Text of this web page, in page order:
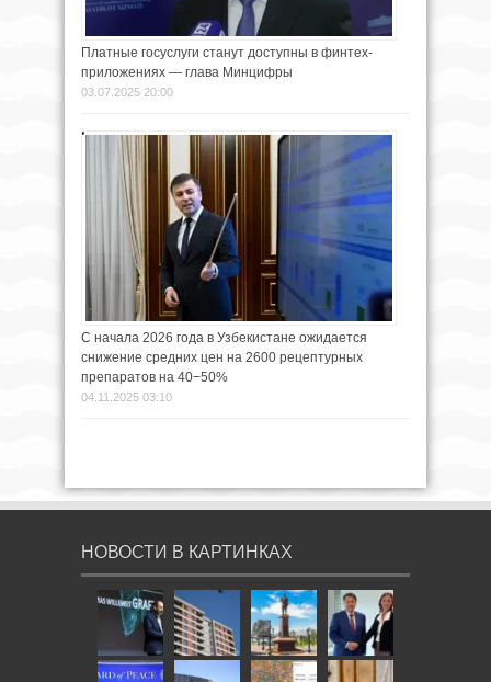
Платные госуслуги станут доступны в финтех-
приложениях — глава Минцифры
03.07.2025 20:00
С начала 2026 года в Узбекистане ожидается
снижение средних цен на 2600 рецептурных
препаратов на 40−50%
04.11.2025 03:10
НОВОСТИ В КАРТИНКАХ